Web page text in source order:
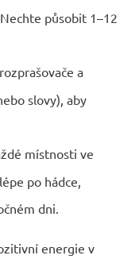
působit 1–12
a
slovy), aby
místnosti ve
po hádce,
dni.
energie v